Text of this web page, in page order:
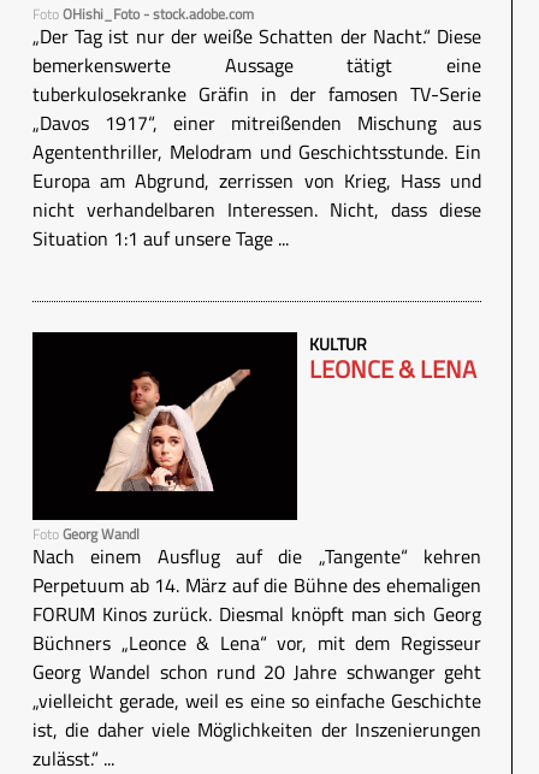
FotoOHishi_Foto - stock.adobe.com
„Der Tag ist nur der weiße Schatten der Nacht.“ Diese
bemerkenswerte Aussage tätigt eine
tuberkulosekranke Gräfin in der famosen TV-Serie
„Davos 1917“, einer mitreißenden Mischung aus
Agententhriller, Melodram und Geschichtsstunde. Ein
Europa am Abgrund, zerrissen von Krieg, Hass und
nicht verhandelbaren Interessen. Nicht, dass diese
Situation 1:1 auf unsere Tage ...
FotoGeorg Wandl
KULTUR
LEONCE & LENA
Nach einem Ausflug auf die „Tangente“ kehren
Perpetuum ab 14. März auf die Bühne des ehemaligen
FORUM Kinos zurück. Diesmal knöpft man sich Georg
Büchners „Leonce & Lena“ vor, mit dem Regisseur
Georg Wandel schon rund 20 Jahre schwanger geht
„vielleicht gerade, weil es eine so einfache Geschichte
ist, die daher viele Möglichkeiten der Inszenierungen
zulässt.“ ...